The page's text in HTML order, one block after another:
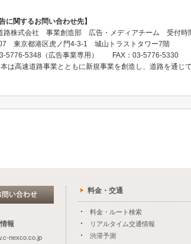
に関するお問い合わせ先】
路株式会社 事業創造部 広告・メディアチーム 受付時
東京都港区虎ノ門4-3-1 城山トラストタワー7階
（広告事業専用） FAX：03‐5776‐5330
は高速道路事業とともに新規事業を創造し、道路を通じ
報
nexco.co.jp
料金・交通
料金・ルート検索
リアルタイム交通情報
渋滞予測